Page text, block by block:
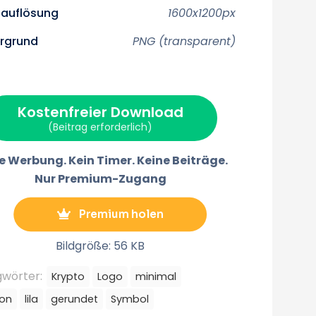
u
f
k s
t
m
a
u
f
e
l
m
m
1600x1200px
PNG (transparent)
Kostenfreier Download
(Beitrag erforderlich)
Werbung. Kein Timer. Keine Beiträge.
Nur Premium-Zugang
Premium holen
Bildgröße: 56 KB
Krypto Logo
minimal
lila gerundet Symbol